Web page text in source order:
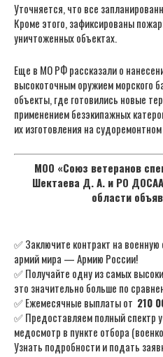
Уточняется, что все
Кроме этого, зафиксированы
уничтоженных объектах.
Еще в МО РФ рассказали о
высокоточным оружием морского
объекты, где готовились новые
применением безэкипажных
их изготовления на
МОО «Союз ветеранов
Шектаева Д. А. и РО
области
✅ Заключите контракт на
армий мира — Армию России!
✅ Получайте одну из самых
это значительно больше по
✅ Ежемесячные выплаты от 210
✅ Предоставляем полный спектр
медосмотр в пункте отбора
Узнать подробности и подать